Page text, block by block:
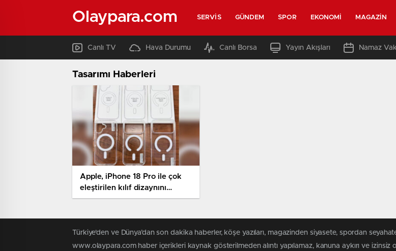
Olaypara.com SERVIS GÜNDEM SPOR EKONOMI MAGAZIN
Canlı TV Hava Durumu Canlı Borsa Yayın Akışları Namaz
Tasarımı Haberleri
Apple, iPhone 18 Pro ile çok
eleştirilen kılıf dizaynını
değiştiriyor olabilir
Türkiye'den ve Dünya’dan son dakika haberler, köşe yazıları, magazinden siyasete, spordan
www.olaypara.com haber içerikleri kaynak gösterilmeden alıntı yapılamaz, kanuna aykırı ve izinsiz